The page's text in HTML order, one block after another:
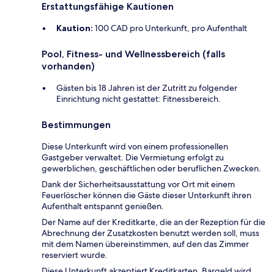
Erstattungsfähige Kautionen
Kaution: 100 CAD pro Unterkunft, pro Aufenthalt
Pool, Fitness- und Wellnessbereich (falls
vorhanden)
Gästen bis 18 Jahren ist der Zutritt zu folgender
Einrichtung nicht gestattet: Fitnessbereich.
Bestimmungen
Diese Unterkunft wird von einem professionellen
Gastgeber verwaltet. Die Vermietung erfolgt zu
gewerblichen, geschäftlichen oder beruflichen Zwecken.
Dank der Sicherheitsausstattung vor Ort mit einem
Feuerlöscher können die Gäste dieser Unterkunft ihren
Aufenthalt entspannt genießen.
Der Name auf der Kreditkarte, die an der Rezeption für die
Abrechnung der Zusatzkosten benutzt werden soll, muss
mit dem Namen übereinstimmen, auf den das Zimmer
reserviert wurde.